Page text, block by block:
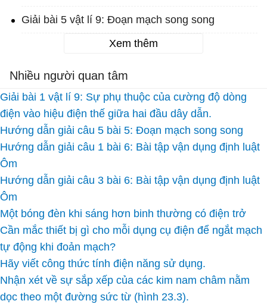
Giải bài 5 vật lí 9: Đoạn mạch song song
Xem thêm
Nhiều người quan tâm
Giải bài 1 vật lí 9: Sự phụ thuộc của cường độ dòng
điện vào hiệu điện thế giữa hai đầu dây dẫn.
Hướng dẫn giải câu 5 bài 5: Đoạn mạch song song
Hướng dẫn giải câu 1 bài 6: Bài tập vận dụng định luật
Ôm
Hướng dẫn giải câu 3 bài 6: Bài tập vận dụng định luật
Ôm
Một bóng đèn khi sáng hơn binh thường có điện trở
Cần mắc thiết bị gì cho mỗi dụng cụ điện để ngắt mạch
tự động khi đoản mạch?
Hãy viết công thức tính điện năng sử dụng.
Nhận xét về sự sắp xếp của các kim nam châm nằm
dọc theo một đường sức từ (hình 23.3).